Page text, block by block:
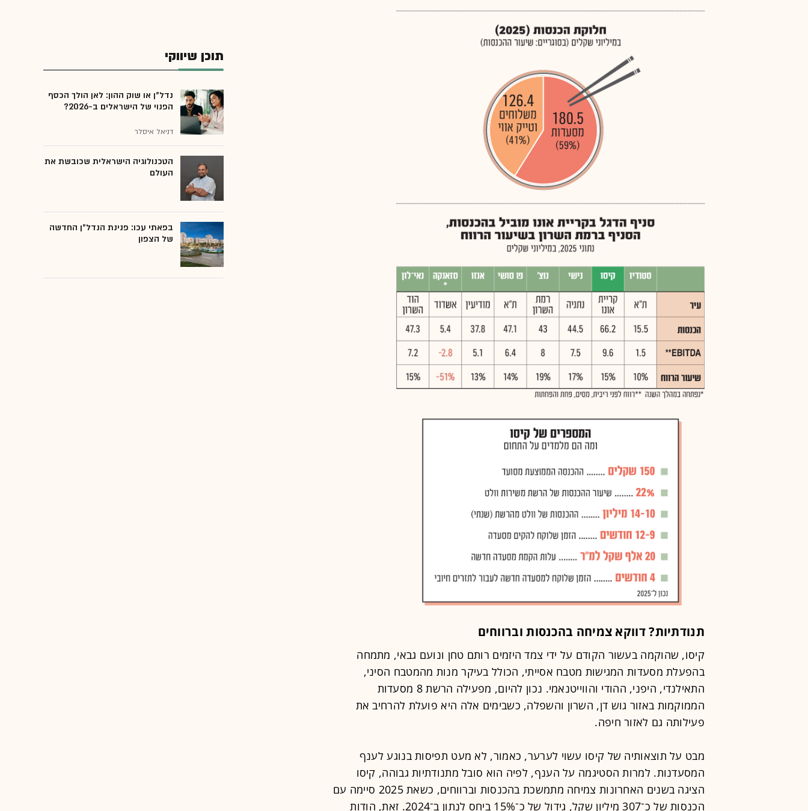
תנודתיות? דווקא צמיחה בהכנסות וברווחים
קיסו, שהוקמה בעשור הקודם על ידי צמד היזמים רותם טחן ונועם גבאי, מתמחה
בהפעלת מסעדות המגישות מטבח אסייתי, הכולל בעיקר מנות מהמטבח הסיני,
התאילנדי, היפני, ההודי והווייטנאמי. נכון להיום, מפעילה הרשת 8 מסעדות
הממוקמות באזור גוש דן, השרון והשפלה, כשבימים אלה היא פועלת להרחיב את
פעילותה גם לאזור חיפה.
מבט על תוצאותיה של קיסו עשוי לערער, כאמור, לא מעט תפיסות בנוגע לענף
המסעדנות. למרות הסטיגמה על הענף, לפיה הוא סובל מתנודתיות גבוהה, קיסו
הציגה בשנים האחרונות צמיחה מתמשכת בהכנסות וברווחים, כשאת 2025 סיימה עם
הכנסות של כ־307 מיליון שקל, גידול של כ־15% ביחס לנתון ב־2024. זאת, הודות
תוכן שיווקי
נדל"ן או שוק ההון: לאן הולך הכסף
הפנוי של הישראלים ב-2026?
דניאל איסלר
הטכנולוגיה הישראלית שכובשת את
העולם
בפאתי עכו: פנינת הנדל"ן החדשה
של הצפון